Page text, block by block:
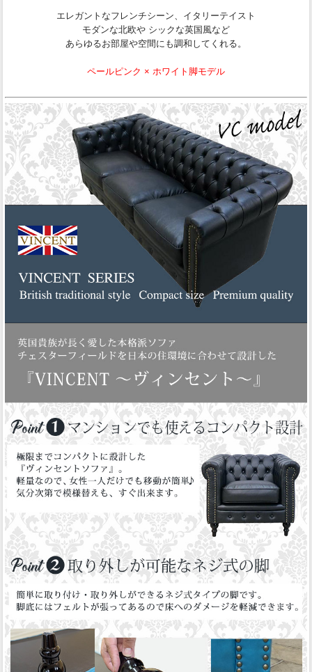
エレガントなフレンチシーン、イタリーテイスト
モダンな北欧や シックな英国風など
あらゆるお部屋や空間にも調和してくれる。
ペールピンク × ホワイト脚モデル